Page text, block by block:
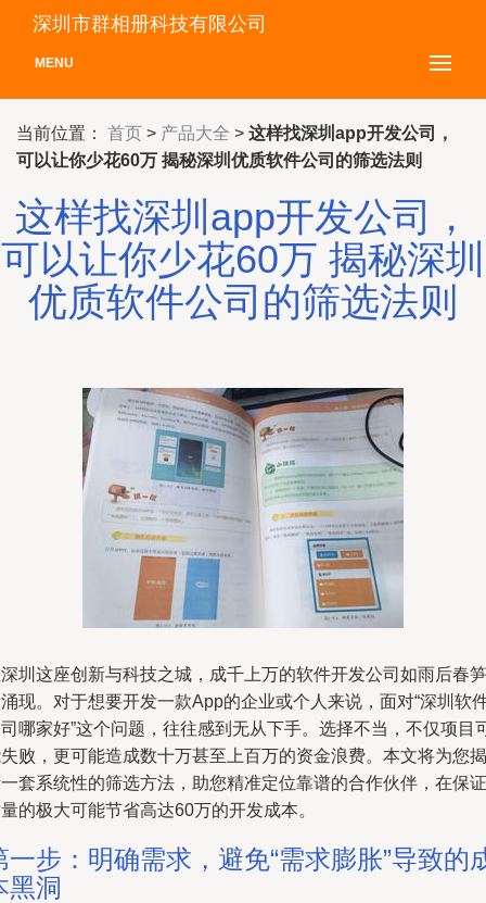
深圳市群相册科技有限公司
MENU
当前位置： 首页 > 产品大全 > 这样找深圳app开发公司，
可以让你少花60万 揭秘深圳优质软件公司的筛选法则
这样找深圳app开发公司，
可以让你少花60万 揭秘深圳
优质软件公司的筛选法则
圳这座创新与科技之城，成千上万的软件开发公司如雨后春笋
现。对于想要开发一款App的企业或个人来说，面对“深圳软
哪家好”这个问题，往往感到无从下手。选择不当，不仅项目
败，更可能造成数十万甚至上百万的资金浪费。本文将为您揭
套系统性的筛选方法，助您精准定位靠谱的合作伙伴，在保证
的极大可能节省高达60万的开发成本。
一步：明确需求，避免“需求膨胀”导致的
黑洞